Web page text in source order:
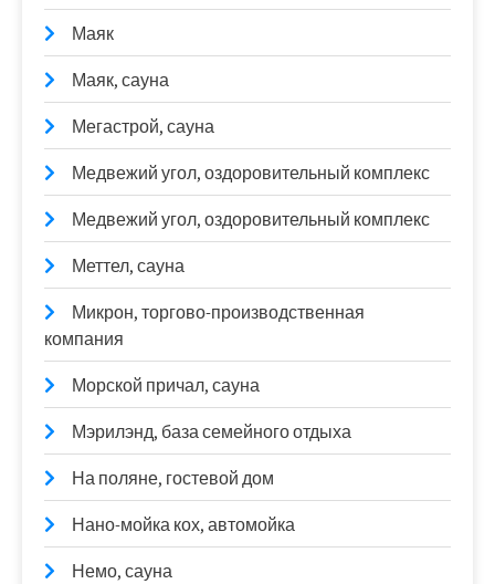
Маяк
Маяк, сауна
Мегастрой, сауна
Медвежий угол, оздоровительный комплекс
Медвежий угол, оздоровительный комплекс
Меттел, сауна
Микрон, торгово-производственная
компания
Морской причал, сауна
Мэрилэнд, база семейного отдыха
На поляне, гостевой дом
Нано-мойка кох, автомойка
Немо, сауна